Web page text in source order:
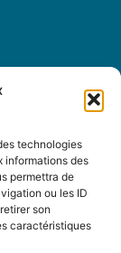
technologies
informations des
permettra de
ou les ID
son
caractéristiques